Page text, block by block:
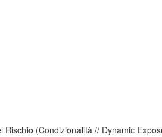
(Condizionalità // Dynamic